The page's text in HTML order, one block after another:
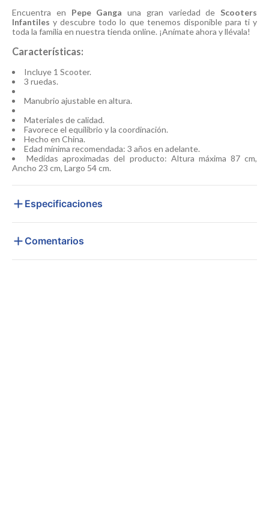
Encuentra en Pepe Ganga una gran variedad de Scooters
Infantiles y descubre todo lo que tenemos disponible para ti y
toda la familia en nuestra tienda online. ¡Anímate ahora y llévala!
Características:
Incluye 1 Scooter.
3 ruedas.
Manubrio ajustable en altura.
Materiales de calidad.
Favorece el equilibrio y la coordinación.
Hecho en China.
Edad mínima recomendada: 3 años en adelante.
Medidas aproximadas del producto: Altura máxima 87 cm,
Ancho 23 cm, Largo 54 cm.
Especificaciones
Comentarios